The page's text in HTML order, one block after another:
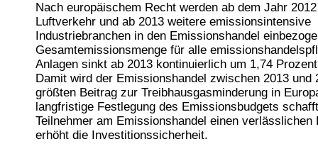
Nach europäischem Recht werden ab dem Jahr
Luftverkehr und ab 2013 weitere emissionsintensive
Industriebranchen in den Emissionshandel
Gesamtemissionsmenge für alle
Anlagen sinkt ab 2013 kontinuierlich um 1,74
Damit wird der Emissionshandel zwischen 2013 und
größten Beitrag zur Treibhausgasminderung in
langfristige Festlegung des Emissionsbudgets
Teilnehmer am Emissionshandel einen verlässlichen
erhöht die Investitionssicherheit.